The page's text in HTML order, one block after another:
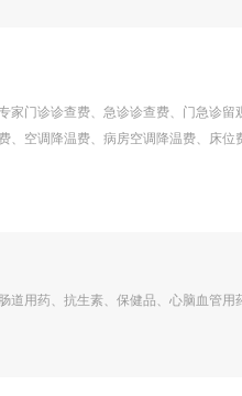
家门诊诊查费、急诊诊查费、门急诊
、空调降温费、病房空调降温费、床位
道用药、抗生素、保健品、心脑血管